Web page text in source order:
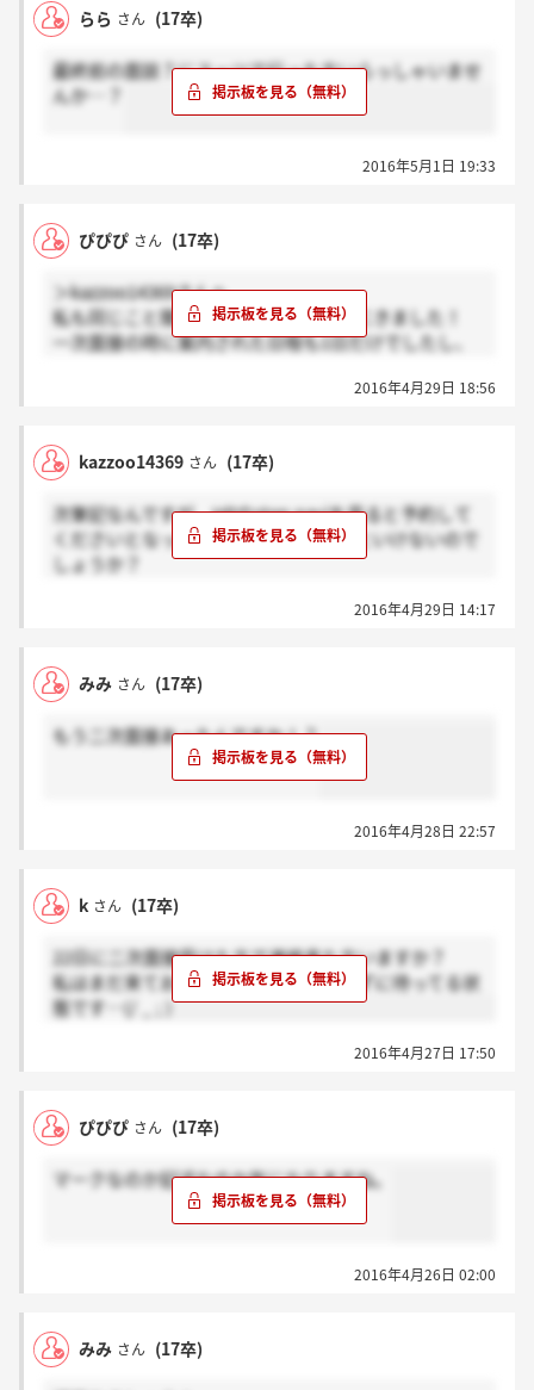
らら さん (17卒)
最終前の面談？にスーツで行った方いらっしゃいませ
んか…？
2016年5月1日 19:33
ぴぴぴ さん (17卒)
＞kazzoo14369さんへ
私も同じこと聞こうと思って書き込みにきました！
一次面接の時に案内された日程も1日だけでしたし、
2016年4月29日 18:56
kazzoo14369 さん (17卒)
次筆記なんですが、HPのstep naviを見ると予約して
くださいとなっていて、これはしないといけないので
しょうか？
2016年4月29日 14:17
みみ さん (17卒)
もう二次面接あったんですか！？
2016年4月28日 22:57
k さん (17卒)
22日に二次面接受けた方で連絡来た方いますか？
私はまだ来ておらず明日までまだ諦めずに待ってる状
態です…(/ _ ; )
2016年4月27日 17:50
ぴぴぴ さん (17卒)
マークなのか記述なのか気になりますね。
2016年4月26日 02:00
みみ さん (17卒)